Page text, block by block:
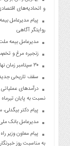
و اتحادیه‌های
پیام مدیرعامل
روایتگر آگاهی
مدیرعامل بیمه
زنجیره مرغ و تخم‌مرغ ۸ ماه پس از شوک ارزی به
۳۰ سپتامبر زمان نهایی خروج نیروهای آمریکا از عراق است
سقف تاریخی جدید بورس؛
نسبت به پایان تیرماه 1404
پیام دکتر
مدیرعامل بانک
پیام معاون وزیر
به مناسبت روز خبرنگار